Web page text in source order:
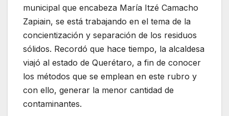
municipal que encabeza María Itzé Camacho
Zapiain, se está trabajando en el tema de la
concientización y separación de los residuos
sólidos. Recordó que hace tiempo, la alcaldesa
viajó al estado de Querétaro, a fin de conocer
los métodos que se emplean en este rubro y
con ello, generar la menor cantidad de
contaminantes.